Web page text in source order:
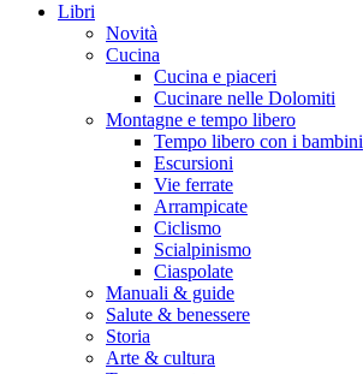
Libri
Novità
Cucina
Cucina e piaceri
Cucinare nelle Dolomiti
Montagne e tempo libero
Tempo libero con i bambini
Escursioni
Vie ferrate
Arrampicate
Ciclismo
Scialpinismo
Ciaspolate
Manuali & guide
Salute & benessere
Storia
Arte & cultura